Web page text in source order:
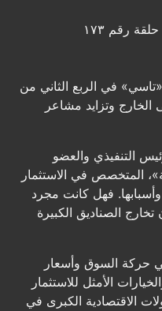
حلقة رقم ١٧٣
في الربع الثاني من
الخارج وتزايد مشاعر
التنفيذي والعضو
المتخصص في الاستثمار
وأسبابها. فهل كانت مجرد
الصناديق الكبيرة
حركة السوق وأسعار
الأمثل للاستثمار
الاقتصادية الكبرى في